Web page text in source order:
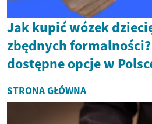
Jak kupić wózek
zbędnych
dostępne opcje w
STRONA GŁÓWNA